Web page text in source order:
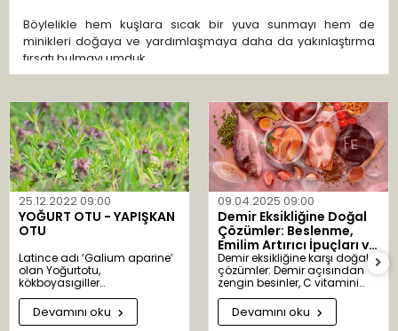
Doğadan gelen sağlıklı ve özel hediyelerle sevdiklerinizi mutlu edin.
Aktarist.com'dan alışveriş yaparak özel anlarınıza anlam katın!
Böylelikle hem kuşlara sıcak bir yuva sunmayı hem de
minikleri doğaya ve yardımlaşmaya daha da yakınlaştırma
fırsatı bulmayı umduk.
destek olmak isterseniz lütfen bizimle iletişime geçin. Yüce
gönüllü bir dost kazanmaktan mutluluk duyacağımızı
bilmenizi isteriz.
Whatsapp: 08508099090
E-Posta:sosyalsorumluluk@aktarist.com
25.12.2022 09:00
YOĞURT OTU - YAPIŞKAN
OTU
Latince adı ‘Galium aparine’
olan Yoğurtotu,
kökboyasıgiller
familyasındandır. ‘Galium’
kelimesi ‘gala’ kelimesinden
türemiştir. Süt anlamına gelir.
Devamını oku
09.04.2025 09:00
Demir Eksikliğine Doğal
Çözümler: Beslenme,
Emilim Artırıcı İpuçları ve
Bitkisel Destekler
Demir eksikliğine karşı doğal
çözümler: Demir açısından
zengin besinler, C vitamini
takviyesi ve bitkisel desteklerle
sağlıklı kan üretimi.
Devamını oku